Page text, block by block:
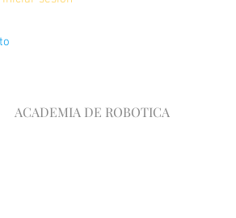
ACADEMIA DE ROBOTICA